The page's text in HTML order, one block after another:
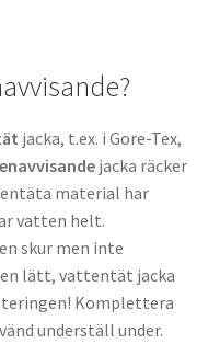
jacka, t.ex. i Gore-Tex,
jacka räcker
material har
vatten helt.
skur men inte
lätt, vattentät jacka
Komplettera
underställ under.